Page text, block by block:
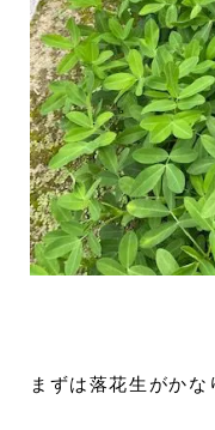
まずは落花生がかな